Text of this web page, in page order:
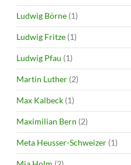
Ludwig Börne (1)
Ludwig Fritze (1)
Ludwig Pfau (1)
Martin Luther (2)
Max Kalbeck (1)
Maximilian Bern (2)
Meta Heusser-Schweizer (1)